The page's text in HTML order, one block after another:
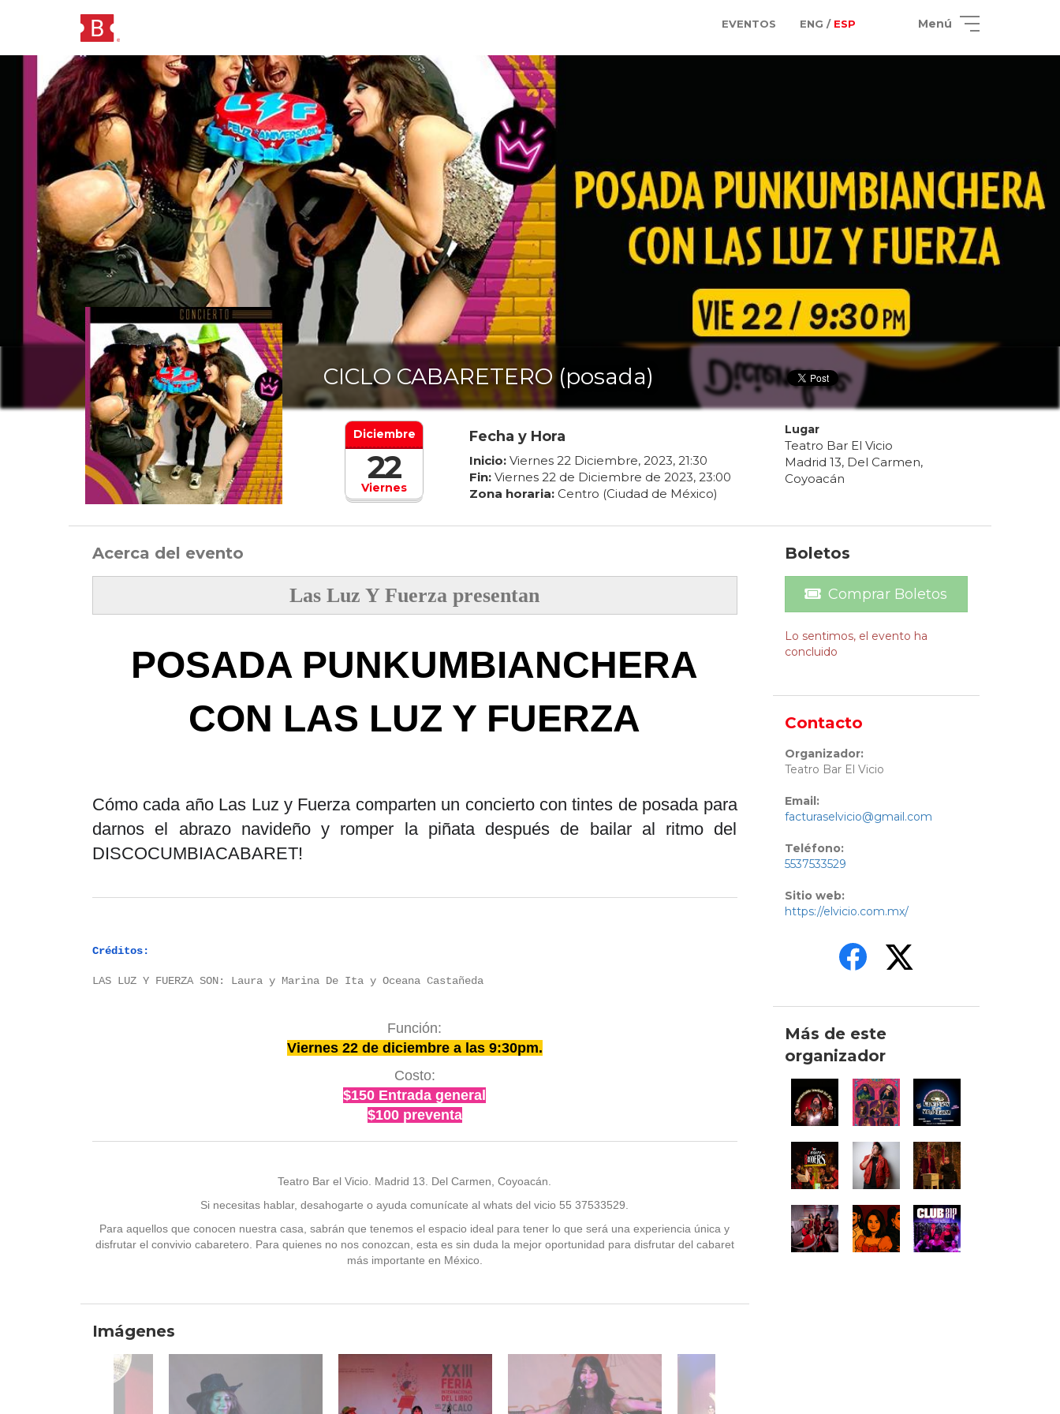
EVENTOS ENG / ESP Menú
CICLO CABARETERO (posada)
Viernes
Diciembre
22
Fecha y Hora
Inicio: Viernes 22 Diciembre, 2023, 21:30
Fin: Viernes 22de Diciembre de 2023, 23:00
Zona horaria: Centro (Ciudad de México)
Lugar
Teatro Bar El Vicio
Madrid 13, Del Carmen,
Coyoacán
Acerca del evento
Las Luz Y Fuerza presentan
POSADA PUNKUMBIANCHERA
CON LAS LUZ Y FUERZA
Cómo cada año Las Luz y Fuerza comparten un concierto con tintes de posada para
darnos el abrazo navideño y romper la piñata después de bailar al ritmo del
DISCOCUMBIACABARET!
Créditos:
LAS LUZ Y FUERZA SON: Laura y Marina De Ita y Oceana Castañeda
Función:
Viernes 22 de diciembre a las 9:30pm.
Costo:
$150 Entrada general
$100 preventa
Teatro Bar el Vicio. Madrid 13. Del Carmen, Coyoacán.
Si necesitas hablar, desahogarte o ayuda comunícate al whats del vicio 55 37533529.
Para aquellos que conocen nuestra casa, sabrán que tenemos el espacio ideal para tener lo que será una experiencia única y
disfrutar el convivio cabaretero. Para quienes no nos conozcan, esta es sin duda la mejor oportunidad para disfrutar del cabaret
más importante en México.
Imágenes
Boletos
Comprar Boletos
Lo sentimos, el evento ha
concluido
Contacto
Organizador:
Teatro Bar El Vicio
Email:
facturaselvicio@gmail.com
Teléfono:
5537533529
Sitio web:
https://elvicio.com.mx/
Más de este
organizador